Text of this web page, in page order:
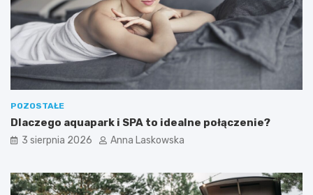
a
n
a
w
e
e
n
d
t
POZOSTAŁE
Dlaczego aquapark i SPA to idealne połączenie?
3 sierpnia 2026 Anna Laskowska